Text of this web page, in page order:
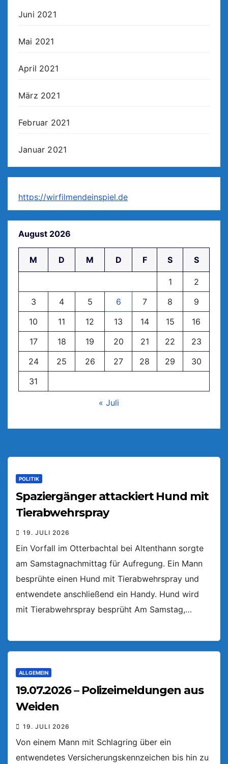
Juni 2021
Mai 2021
April 2021
März 2021
Februar 2021
Januar 2021
https://wirfilmendeinspiel.de
August 2026
M D M D F S S
1
2
3
4 5 6 7 8
9
10
11 12 13 14 15
16
17
18 19 20 21 22
23
24
25 26 27 28 29
30
31
« Juli
POLITIK
Spaziergänger attackiert Hund mit
Tierabwehrspray
19. JULI 2026
Ein Vorfall im Otterbachtal bei Altenthann sorgte
am Samstagnachmittag für Aufregung. Ein Mann
besprühte einen Hund mit Tierabwehrspray und
entwendete anschließend ein Handy. Hund wird
mit Tierabwehrspray besprüht Am Samstag,…
ALLGEMEIN
19.07.2026 – Polizeimeldungen aus
Weiden
19. JULI 2026
Von einem Mann mit Schlagring über ein
entwendetes Versicherungskennzeichen bis hin zu